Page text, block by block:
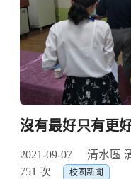
沒有最好只有更
2021-09-07 清水區
751 次
校園新聞